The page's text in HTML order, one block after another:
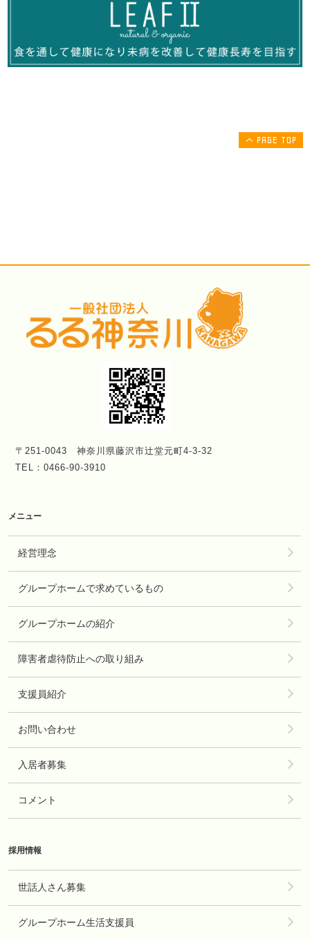
PAGE TOP
〒251-0043 神奈川県藤沢市辻堂元町4-3-32
TEL：0466-90-3910
メニュー
経営理念
グループホームで求めているもの
グループホームの紹介
障害者虐待防止への取り組み
支援員紹介
お問い合わせ
入居者募集
コメント
採用情報
世話人さん募集
グループホーム生活支援員